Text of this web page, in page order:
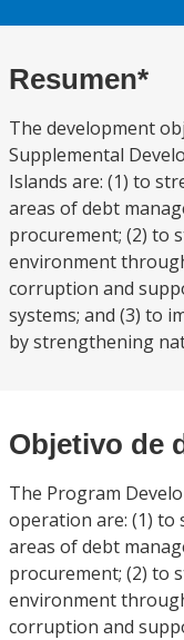
Resumen*
The development
Supplemental
Islands are: (1) to
areas of debt
procurement; (2) to
environment
corruption and
systems; and (3) to
by strengthening
Objetivo de
The Program
operation are: (1) to
areas of debt
procurement; (2) to
environment
corruption and